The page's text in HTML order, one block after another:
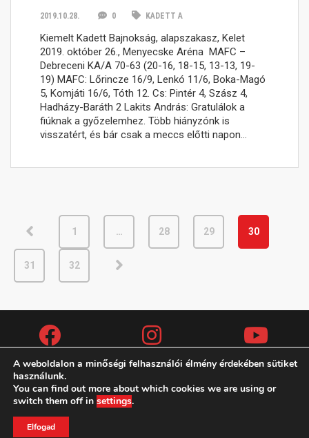
2019.10.28. 0 KADETT A
Kiemelt Kadett Bajnokság, alapszakasz, Kelet
2019. október 26., Menyecske Aréna MAFC –
Debreceni KA/A 70-63 (20-16, 18-15, 13-13, 19-
19) MAFC: Lőrincze 16/9, Lenkó 11/6, Boka-Magó
5, Komjáti 16/6, Tóth 12. Cs: Pintér 4, Szász 4,
Hadházy-Baráth 2 Lakits András: Gratulálok a
fiúknak a győzelemhez. Több hiányzónk is
visszatért, és bár csak a meccs előtti napon…
1 … 28 29 30
31 32
Copyright (c) 2019 MAFC
ADATVÉDELMI IRÁNYELVEK
A weboldalon a minőségi felhasználói élmény érdekében sütiket
használunk.
You can find out more about which cookies we are using or
switch them off in settings.
Elfogad